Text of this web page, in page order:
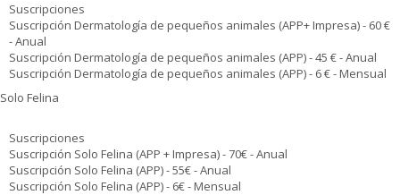
Suscripciones
Suscripción Dermatología de pequeños animales (APP+ Impresa) - 60 €
- Anual
Suscripción Dermatología de pequeños animales (APP) - 45 € - Anual
Suscripción Dermatología de pequeños animales (APP) - 6 € - Mensual
Solo Felina
Suscripciones
Suscripción Solo Felina (APP + Impresa) - 70€ - Anual
Suscripción Solo Felina (APP) - 55€ - Anual
Suscripción Solo Felina (APP) - 6€ - Mensual